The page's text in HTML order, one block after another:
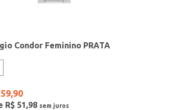
Condor Feminino PRATA
,90
R$ 51,98